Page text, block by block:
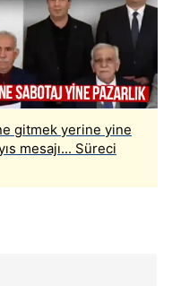
gitmek yerine yine
mesajı... Süreci